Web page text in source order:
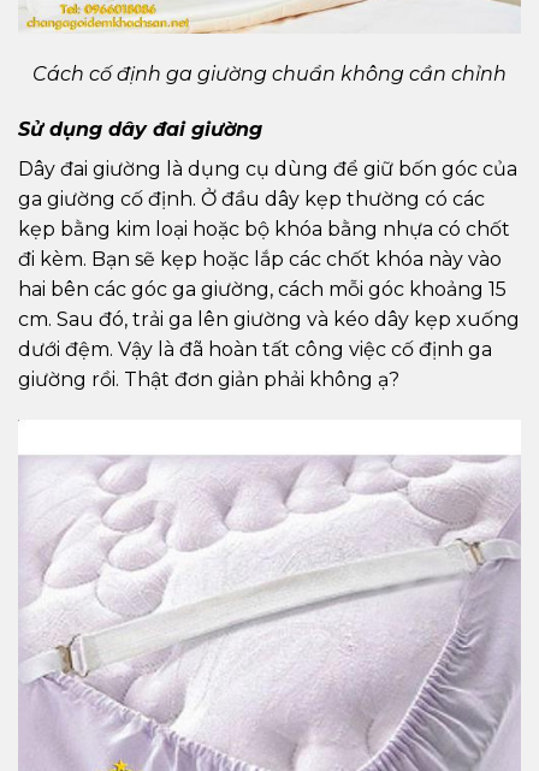
Cách cố định ga giường chuẩn không cần chỉnh
Sử dụng dây đai giường
Dây đai giường là dụng cụ dùng để giữ bốn góc của
ga giường cố định. Ở đầu dây kẹp thường có các
kẹp bằng kim loại hoặc bộ khóa bằng nhựa có chốt
đi kèm. Bạn sẽ kẹp hoặc lắp các chốt khóa này vào
hai bên các góc ga giường, cách mỗi góc khoảng 15
cm. Sau đó, trải ga lên giường và kéo dây kẹp xuống
dưới đệm. Vậy là đã hoàn tất công việc cố định ga
giường rồi. Thật đơn giản phải không ạ?